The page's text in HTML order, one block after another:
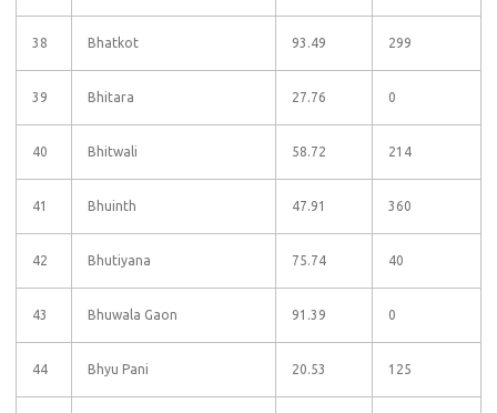
38 Bhatkot 93.49 299
39 Bhitara 27.76 0
40 Bhitwali 58.72 214
41 Bhuinth 47.91 360
42 Bhutiyana 75.74 40
43 Bhuwala Gaon 91.39 0
44 Bhyu Pani 20.53 125